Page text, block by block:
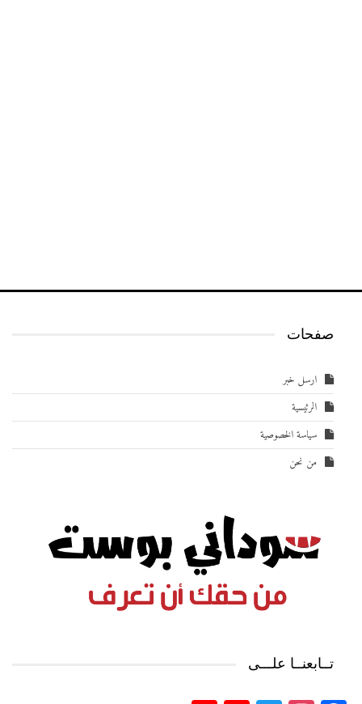
صفحات
ارسل خبر
الرئيسية
سياسة الخصوصية
من نحن
تــابعنــا علـــى